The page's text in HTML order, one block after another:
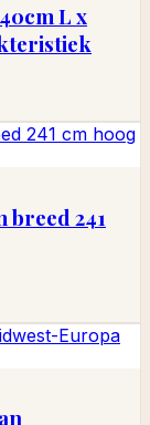
L x
breed 241